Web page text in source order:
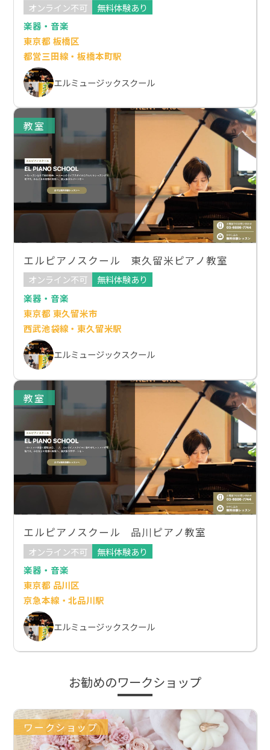
オンライン不可
無料体験あり
楽器・音楽
東京都 板橋区
都営三田線・板橋本町駅
エルミュージックスクール
教室
エルピアノスクール 東久留米ピアノ教室
オンライン不可
無料体験あり
楽器・音楽
東京都 東久留米市
西武池袋線・東久留米駅
エルミュージックスクール
教室
エルピアノスクール 品川ピアノ教室
オンライン不可
無料体験あり
楽器・音楽
東京都 品川区
京急本線・北品川駅
エルミュージックスクール
お勧めのワークショップ
ワークショップ